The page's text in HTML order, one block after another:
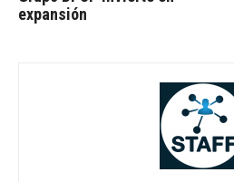
expansión